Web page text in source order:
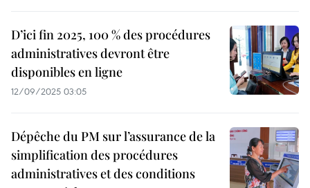
D’ici fin 2025, 100 % des procédures
administratives devront être
disponibles en ligne
12/09/2025 03:05
Dépêche du PM sur l’assurance de la
simplification des procédures
administratives et des conditions